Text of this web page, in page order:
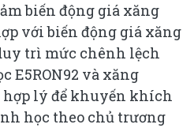
biến động giá xăng
với biến động giá xăng
trì mức chênh lệch
E5RON92 và xăng
hợp lý để khuyến khích
học theo chủ trương